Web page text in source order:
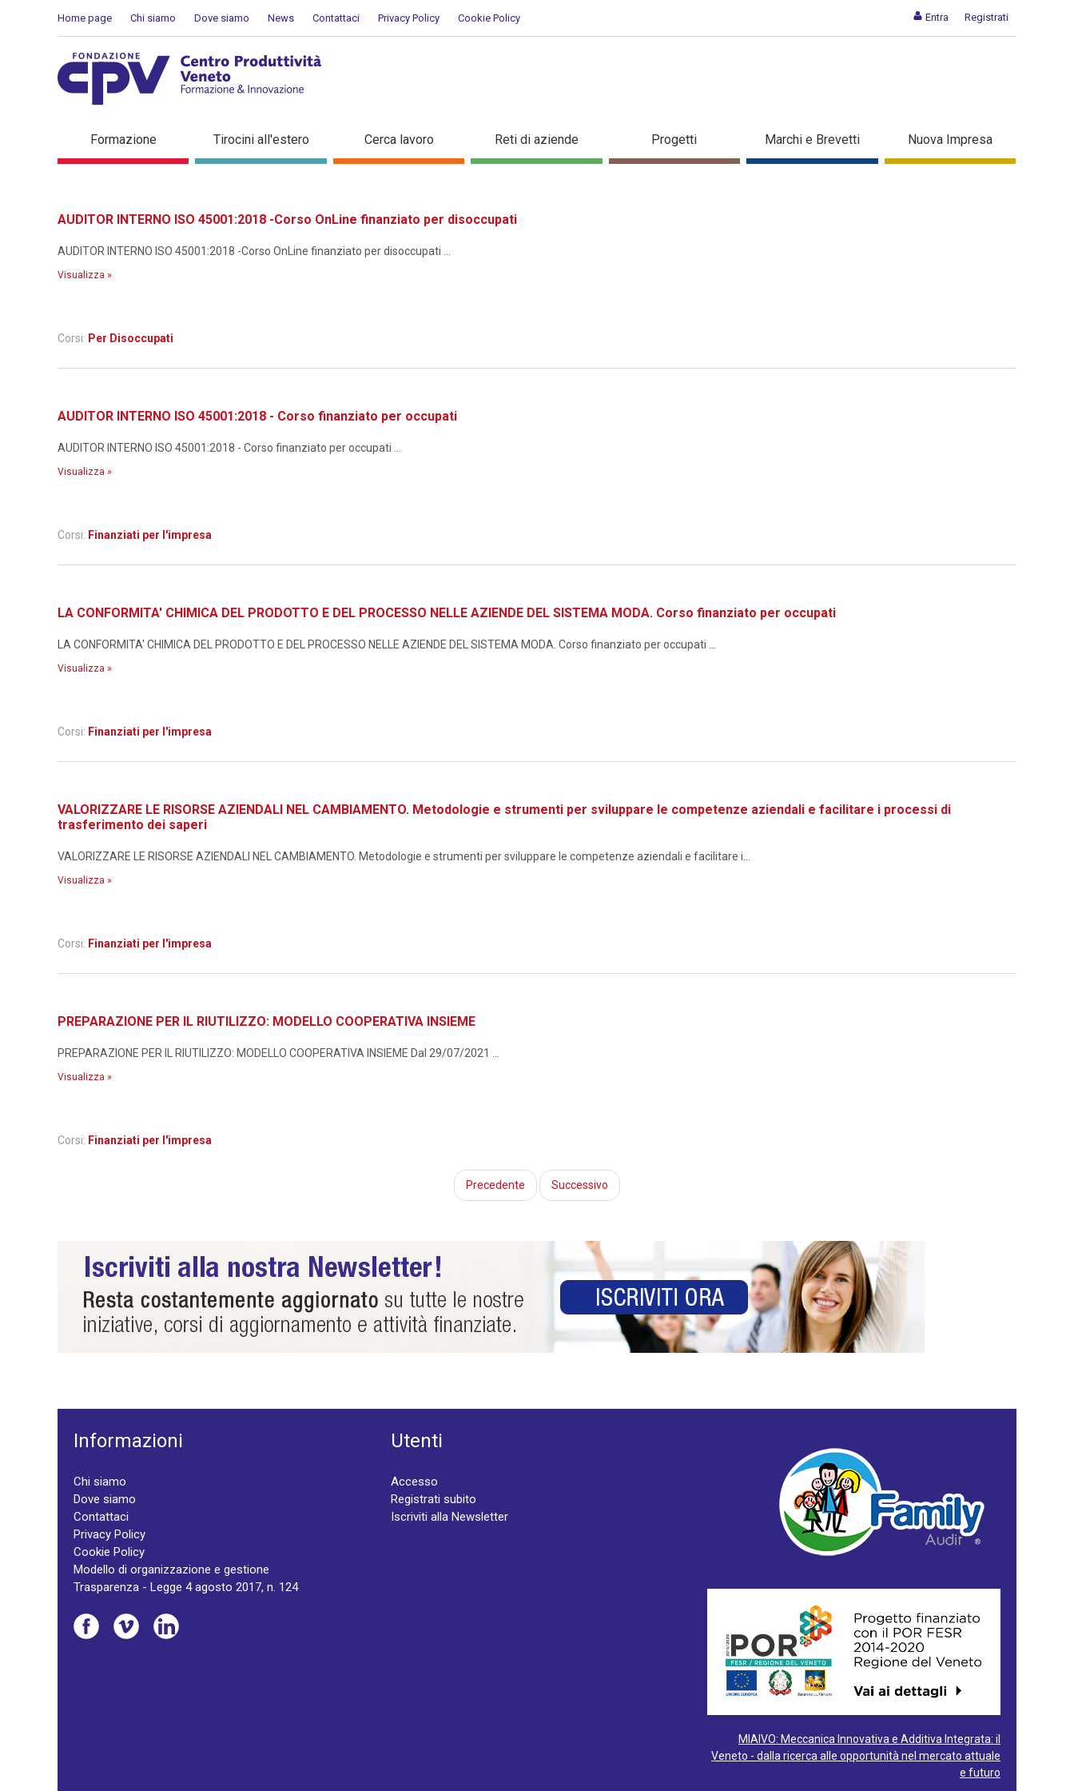
Entra Registrati
Home page Chi siamo Dove siamo News Contattaci Privacy Policy Cookie Policy
Dettaglio corso di formazione
Formazione Tirocini all'estero Cerca lavoro Reti di aziende Progetti Marchi e Brevetti Nuova Impresa
AUDITOR INTERNO ISO 45001:2018 -Corso OnLine finanziato per disoccupati
AUDITOR INTERNO ISO 45001:2018 -Corso OnLine finanziato per disoccupati ...
Visualizza »
Corsi: Per Disoccupati
AUDITOR INTERNO ISO 45001:2018 - Corso finanziato per occupati
AUDITOR INTERNO ISO 45001:2018 - Corso finanziato per occupati ...
Visualizza »
Corsi: Finanziati per l'impresa
LA CONFORMITA' CHIMICA DEL PRODOTTO E DEL PROCESSO NELLE AZIENDE DEL SISTEMA MODA. Corso finanziato per occupati
LA CONFORMITA' CHIMICA DEL PRODOTTO E DEL PROCESSO NELLE AZIENDE DEL SISTEMA MODA. Corso finanziato per occupati ...
Visualizza »
Corsi: Finanziati per l'impresa
VALORIZZARE LE RISORSE AZIENDALI NEL CAMBIAMENTO. Metodologie e strumenti per sviluppare le competenze aziendali e facilitare i processi di
trasferimento dei saperi
VALORIZZARE LE RISORSE AZIENDALI NEL CAMBIAMENTO. Metodologie e strumenti per sviluppare le competenze aziendali e facilitare i...
Visualizza »
Corsi: Finanziati per l'impresa
PREPARAZIONE PER IL RIUTILIZZO: MODELLO COOPERATIVA INSIEME
PREPARAZIONE PER IL RIUTILIZZO: MODELLO COOPERATIVA INSIEME Dal 29/07/2021 ...
Visualizza »
Corsi: Finanziati per l'impresa
Precedente Successivo
Informazioni
Chi siamo
Dove siamo
Contattaci
Privacy Policy
Cookie Policy
Modello di organizzazione e gestione
Trasparenza - Legge 4 agosto 2017, n. 124
Utenti
Accesso
Registrati subito
Iscriviti alla Newsletter
MIAIVO: Meccanica Innovativa e Additiva Integrata: il
Veneto - dalla ricerca alle opportunità nel mercato attuale
e futuro